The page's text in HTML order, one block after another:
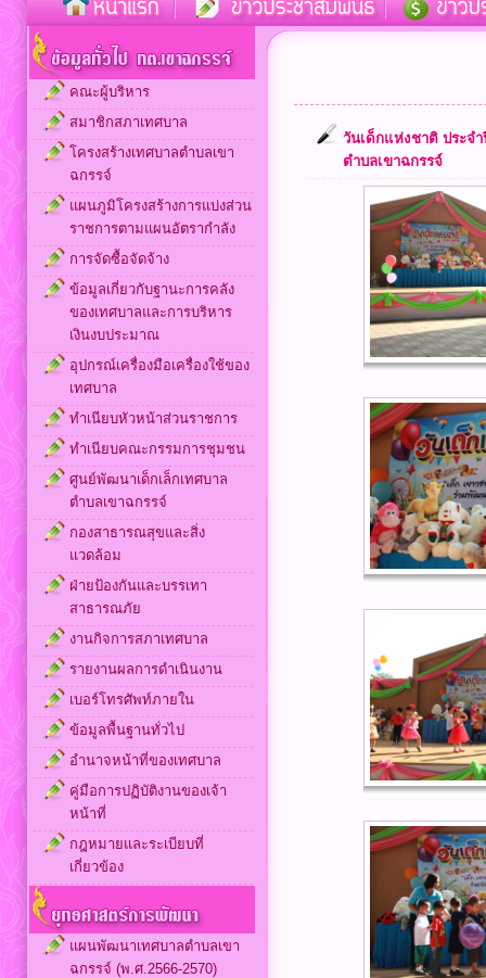
คณะผู้บริหาร
สมาชิกสภาเทศบาล
โครงสร้างเทศบาลตำบลเขา
ฉกรรจ์
แผนภูมิโครงสร้างการแบ่งส่วน
ราชการตามแผนอัตรากำลัง
การจัดซื้อจัดจ้าง
ข้อมูลเกี่ยวกับฐานะการคลัง
ของเทศบาลและการบริหาร
เงินงบประมาณ
อุปกรณ์เครื่องมือเครื่องใช้ของ
เทศบาล
ทำเนียบหัวหน้าส่วนราชการ
ทำเนียบคณะกรรมการชุมชน
ศูนย์พัฒนาเด็กเล็กเทศบาล
ตำบลเขาฉกรรจ์
กองสาธารณสุขและสิ่ง
แวดล้อม
ฝ่ายป้องกันและบรรเทา
สาธารณภัย
งานกิจการสภาเทศบาล
รายงานผลการดำเนินงาน
เบอร์โทรศัพท์ภายใน
ข้อมูลพื้นฐานทั่วไป
อำนาจหน้าที่ของเทศบาล
คู่มือการปฏิบัติงานของเจ้า
หน้าที่
กฎหมายและระเบียบที่
เกี่ยวข้อง
แผนพัฒนาเทศบาลตำบลเขา
ฉกรรจ์ (พ.ศ.2566-2570)
วันเด็กแห่งชาติ ประจ
ตำบลเขาฉกรรจ์